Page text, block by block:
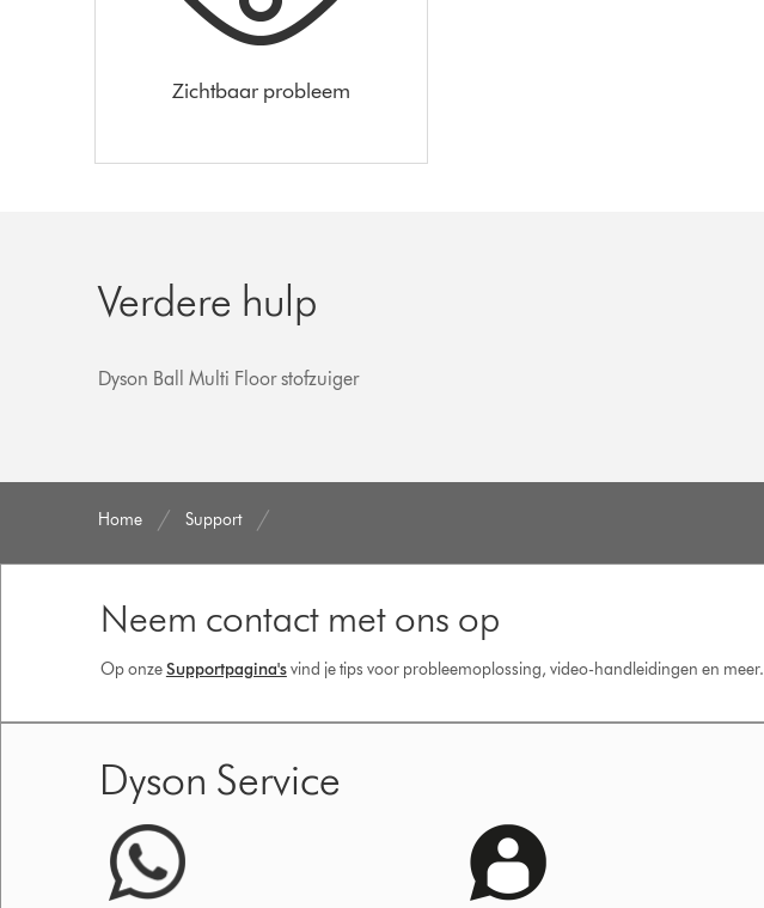
Zichtbaar probleem
Verdere hulp
Dyson Ball Multi Floor stofzuiger
Home Support
Neem contact met ons op
Op onzeSupportpagina'svind je tips voor probleemoplossing, video-handleidingen en meer.
Dyson Service